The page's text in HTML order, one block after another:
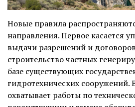
Новые правила
направления. Первое касается
выдачи разрешений и
строительство частных
базе существующих
гидротехнических сооружений.
охватывает работы по